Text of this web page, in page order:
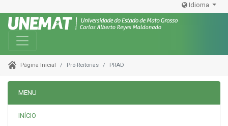
Idioma
Toggle navigation
Página Inicial Pró-Reitorias PRAD
MENU
INÍCIO